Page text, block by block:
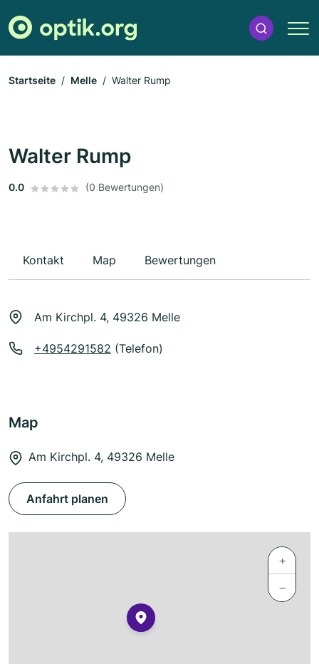
Startseite Melle Walter Rump
Walter Rump
0.0 (0 Bewertungen)
Kontakt Map Bewertungen
Am Kirchpl. 4, 49326 Melle
+4954291582 (Telefon)
Map
Am Kirchpl. 4, 49326 Melle
Anfahrt planen
+
−